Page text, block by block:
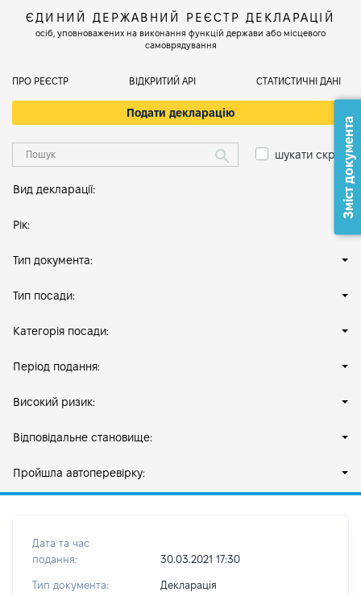
ЄДИНИЙ ДЕРЖАВНИЙ РЕЄСТР ДЕКЛАРАЦІЙ
осіб, уповноважених на виконання функцій держави або місцевого
самоврядування
ПРО РЕЄСТР ВІДКРИТИЙ АРІ СТАТИСТИЧНІ ДАНІ
Подати декларацію
шукати скрізь
Вид декларації:
Рік:
Тип документа:
Тип посади:
Категорія посади:
Період подання:
Високий ризик:
Відповідальне становище:
Пройшла автоперевірку:
Дата та час
подання:
30.03.2021 17:30
Тип документа: Декларація
Зміст документа